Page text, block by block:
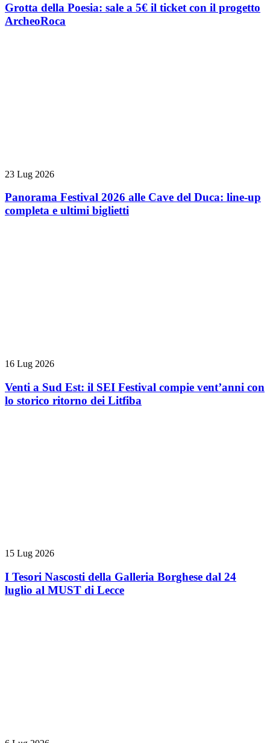
Grotta della Poesia: sale a 5€ il ticket con il progetto
ArcheoRoca
23 Lug 2026
Panorama Festival 2026 alle Cave del Duca: line-up
completa e ultimi biglietti
16 Lug 2026
Venti a Sud Est: il SEI Festival compie vent’anni con
lo storico ritorno dei Litfiba
15 Lug 2026
I Tesori Nascosti della Galleria Borghese dal 24
luglio al MUST di Lecce